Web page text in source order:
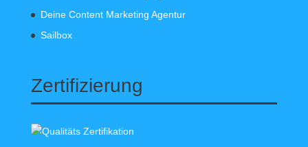
Deine Content Marketing Agentur
Sailbox
Zertifizierung